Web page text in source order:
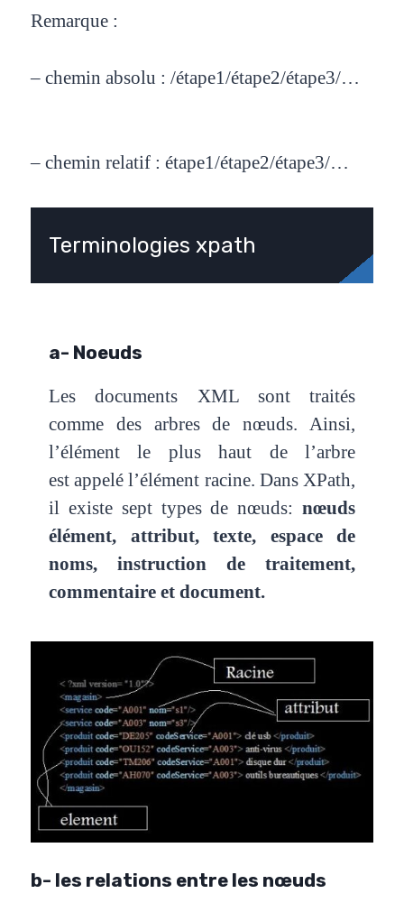
Remarque :
– chemin absolu : /étape1/étape2/étape3/…
– chemin relatif : étape1/étape2/étape3/…
Terminologies xpath
a- Noeuds
Les documents XML sont traités
comme des arbres de nœuds. Ainsi,
l’élément le plus haut de l’arbre
estappelé l’élément racine. Dans XPath,
il existe sept types de nœuds: nœuds
élément, attribut, texte, espace de
noms, instruction de traitement,
commentaire et document.
b- les relations entre les nœuds